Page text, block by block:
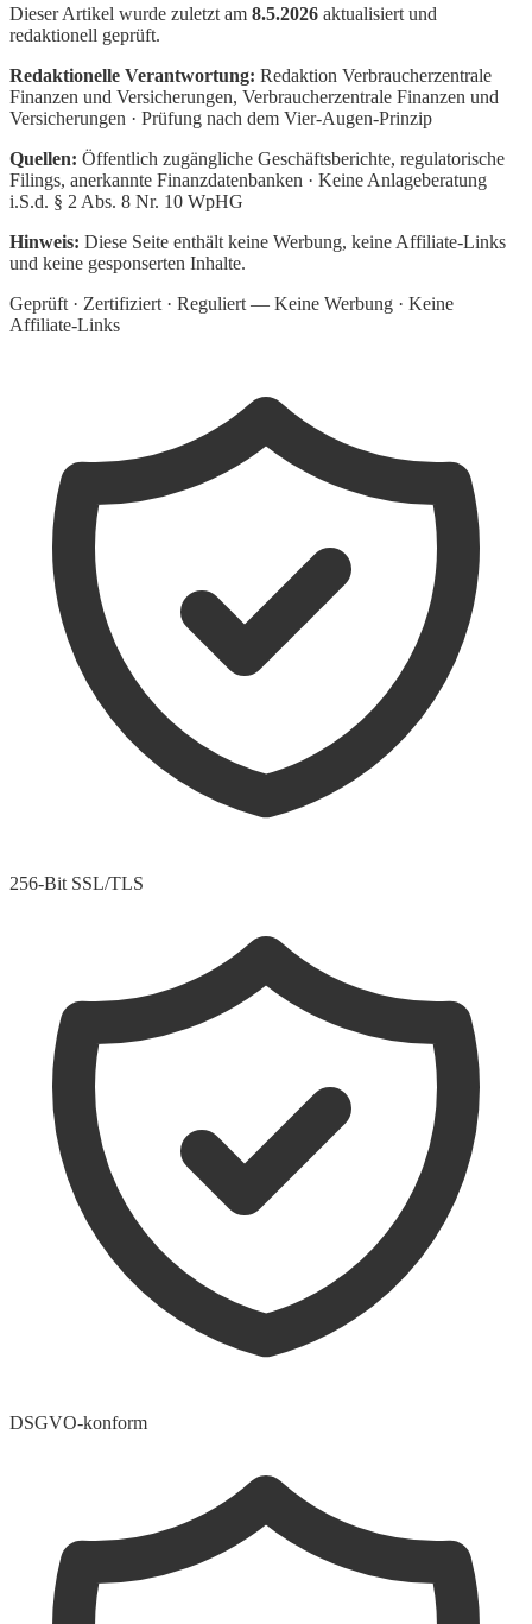
Dieser Artikel wurde zuletzt am 8.5.2026 aktualisiert und
redaktionell geprüft.
Redaktionelle Verantwortung: Redaktion Verbraucherzentrale
Finanzen und Versicherungen, Verbraucherzentrale Finanzen und
Versicherungen · Prüfung nach dem Vier-Augen-Prinzip
Quellen: Öffentlich zugängliche Geschäftsberichte, regulatorische
Filings, anerkannte Finanzdatenbanken · Keine Anlageberatung
i.S.d. § 2 Abs. 8 Nr. 10 WpHG
Hinweis: Diese Seite enthält keine Werbung, keine Affiliate-Links
und keine gesponserten Inhalte.
Geprüft · Zertifiziert · Reguliert — Keine Werbung · Keine
Affiliate-Links
256-Bit SSL/TLS
DSGVO-konform